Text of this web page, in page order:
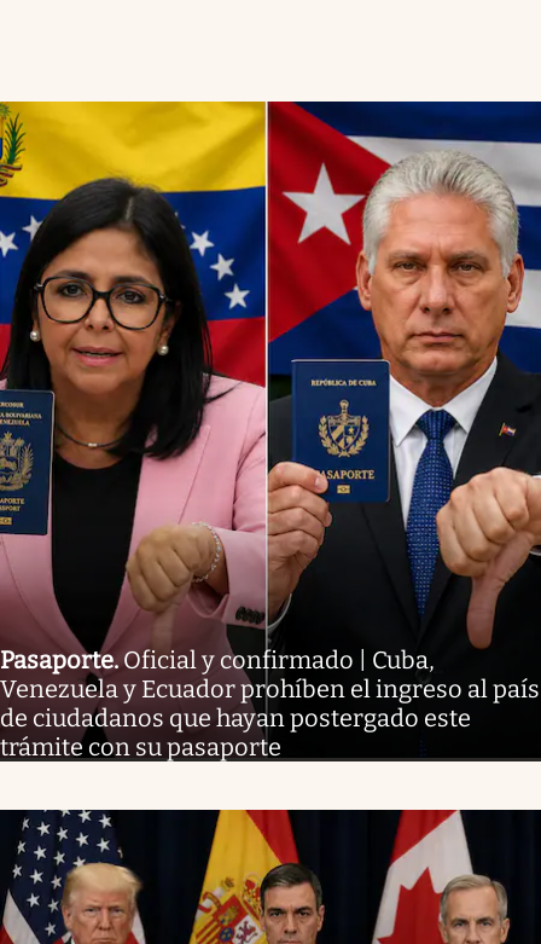
Pasaporte.Oficial y confirmado | Cuba,
Venezuela y Ecuador prohíben el ingreso al país
de ciudadanos que hayan postergado este
trámite con su pasaporte